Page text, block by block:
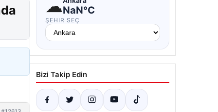
☁NaN°C
ŞEHIR SEÇ
Bizi Takip Edin